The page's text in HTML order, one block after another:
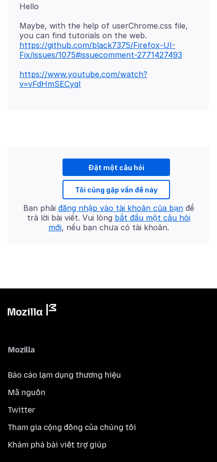
Maybe, with the help of userChrome.css file,
https://github.com/black7375/Firefox-UI-
Fix/issues/1075#issuecomment-2771427493
https://www.youtube.com/watch?
v=vFdHmSECyqI
Đặt một câu hỏi
Tôi cũng gặp vấn đề này
Bạn phải đăng nhập vào tài khoản của bạnđể
trả lời bài viết. Vui lòng bắt đầu một câu hỏi
mới, nếu bạn chưa có tài khoản.
Mozilla
Báo cáo lạm dụng thương hiệu
Mã nguồn
Twitter
Tham gia cộng đồng của chúng tôi
Khám phá bài viết trợ giúp